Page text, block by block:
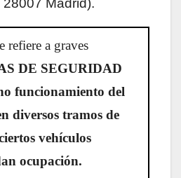
refiere a graves
DE SEGURIDAD
funcionamiento del
diversos tramos de
vehículos
ocupación.